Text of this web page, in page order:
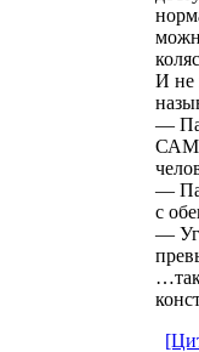
И не
—
—
с
—